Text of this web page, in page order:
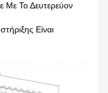
Το Δευτερεύον
Είναι